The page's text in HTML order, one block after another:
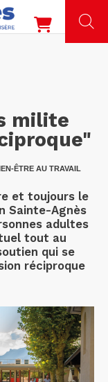
milite
ÊTRE AU TRAVAIL
et toujours le
Sainte-Agnès
adultes
tout au
qui se
réciproque